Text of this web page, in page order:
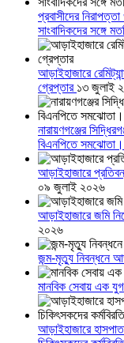
প্রবাসীদের
সাংবাদিকদের সঙ্গে
আড়াইহাজারে
গ্রেপ্তার ১৩ জুলাই
নারায়ণগঞ্জের
বিএনপিতে সমঝোতা।
আড়াইহাজারে
০৯ জুলাই ২০২৬
আড়াইহাজারে জমি
২০২৬
জন্ম-মৃত্যু নিবন্ধনে
মানবিক সেবায় এক
আড়াইহাজারে